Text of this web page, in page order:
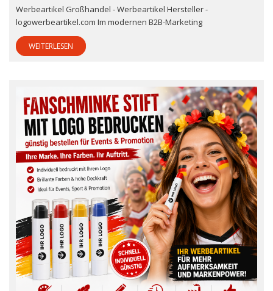
Werbeartikel Großhandel - Werbeartikel Hersteller -
logowerbeartikel.com Im modernen B2B-Marketing
WEITERLESEN